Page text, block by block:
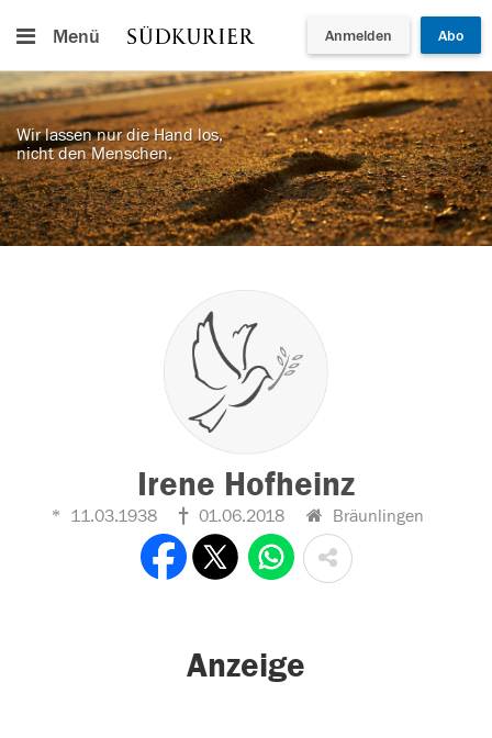
Menü Anmelden Abo
Wir lassen nur die Hand los,
nicht den Menschen.
Irene Hofheinz
11.03.1938 01.06.2018 Bräunlingen
Anzeige